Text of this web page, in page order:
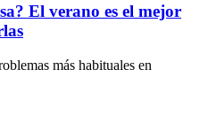
El verano es el mejor
más habituales en